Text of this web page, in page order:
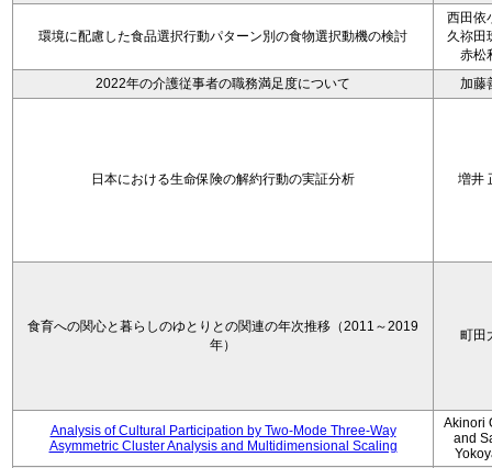
環境に配慮した食品選択行動パターン別の食物選択動機の検討
西田依
久祢田
赤松
2022年の介護従事者の職務満足度について
加藤
日本における生命保険の解約行動の実証分析 増井
食育への関心と暮らしのゆとりとの関連の年次推移（2011～2019
年）
町田
Analysis of Cultural Participation by Two-Mode Three-Way
Asymmetric Cluster Analysis and Multidimensional Scaling
Akinori
and